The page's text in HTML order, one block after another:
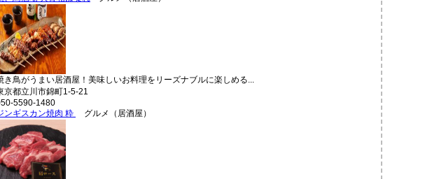
き鳥がうまい居酒屋！美味しいお料理をリーズナブルに楽しめる...
京都立川市錦町1-5-21
5590-1480
ンギスカン焼肉 粋
グルメ（居酒屋）